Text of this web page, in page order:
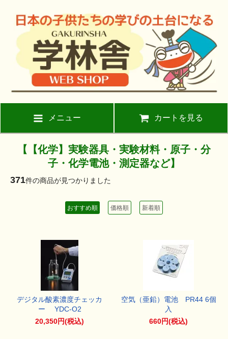
メニュー カートを見る
【【化学】実験器具・実験材料・原子・分
子・化学電池・測定器など】
371件の商品が見つかりました
おすすめ順 価格順 新着順
デジタル酸素濃度チェッカ
ー YDC-O2
20,350円(税込)
空気（亜鉛）電池 PR44 6個
入
660円(税込)